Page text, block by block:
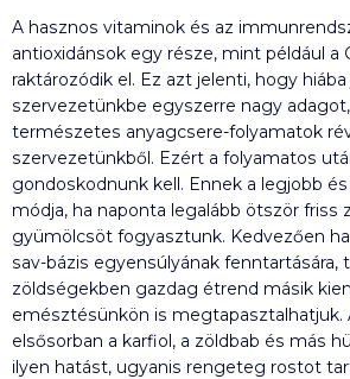
A hasznos vitaminok és az
antioxidánsok egy része, mint például a
raktározódik el. Ez azt jelenti, hogy
szervezetünkbe egyszerre nagy
természetes anyagcsere-folyamatok
szervezetünkből. Ezért a folyamatos
gondoskodnunk kell. Ennek a legjobb
módja, ha naponta legalább ötször friss
gyümölcsöt fogyasztunk. Kedvezően
sav-bázis egyensúlyának fenntartására,
zöldségekben gazdag étrend másik
emésztésünkön is megtapasztalhatjuk.
elsősorban a karfiol, a zöldbab és más
ilyen hatást, ugyanis rengeteg rostot